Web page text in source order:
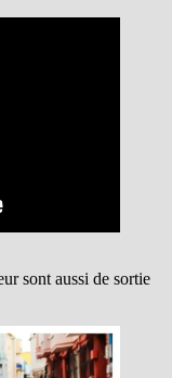
sont aussi de sortie